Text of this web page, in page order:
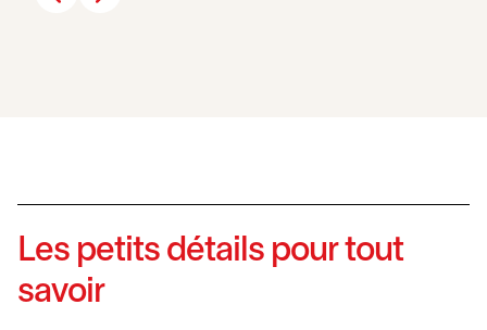
Les petits détails pour tout
savoir